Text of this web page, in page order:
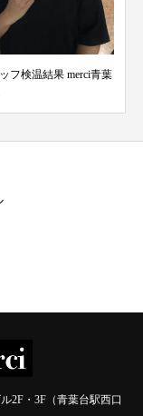
フ検温結果 merci青葉
2F・3F（青葉台駅西口